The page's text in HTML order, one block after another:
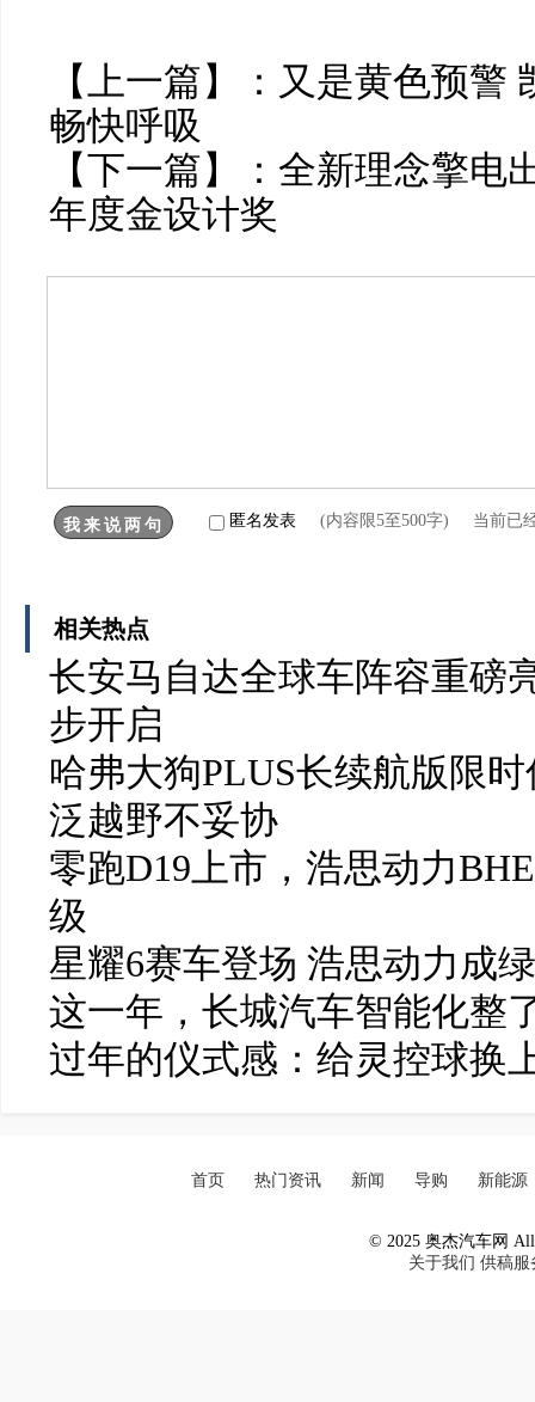
【上一篇】： 又是黄色预警
畅快呼吸
【下一篇】： 全新理念擎电
年度金设计奖
匿名发表 (内容限5至500字) 当前已
相关热点
长安马自达全球车阵容重磅
步开启
哈弗大狗PLUS长续航版限
泛越野不妥协
零跑D19上市，浩思动力
级
星耀6赛车登场 浩思动力成
这一年，长城汽车智能化整
过年的仪式感：给灵控球换
首页 热门资讯 新闻 导购 新能源
© 2025 奥杰汽车网 All
关于我们 供稿服